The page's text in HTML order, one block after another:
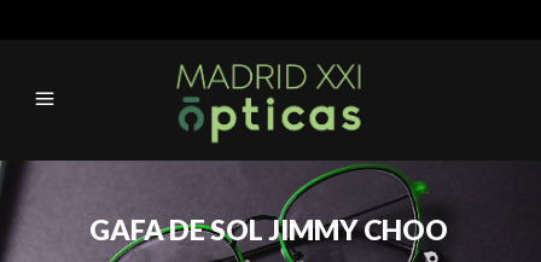
GAFA DE SOL JIMMY CHOO